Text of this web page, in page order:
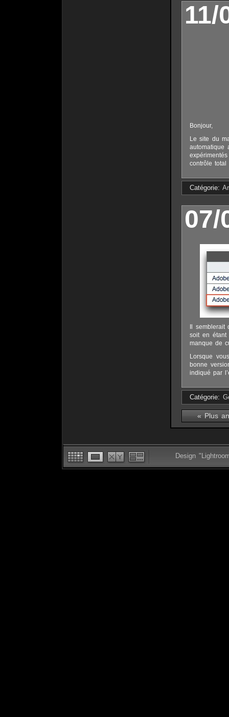
11/
Bonjour,
Le site du
automatique
contrôle total
Catégorie:
07/
Il
soit en
manque de
Lorsque
bonne
indiqué par
Catégorie:
« Plus
Design